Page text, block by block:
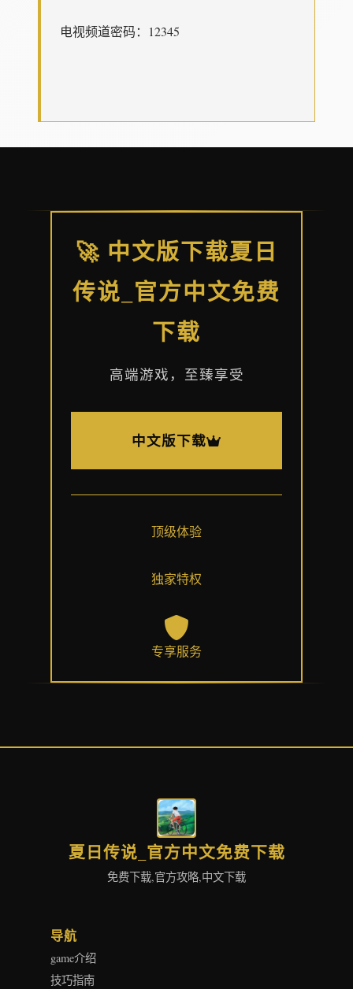
电视频道密码：12345
🚀 中文版下载夏日
传说_官方中文免费
下载
高端游戏，至臻享受
中文版下载
顶级体验
独家特权
专享服务
夏日传说_官方中文免费下载
免费下载,官方攻略,中文下载
导航
game介绍
技巧指南